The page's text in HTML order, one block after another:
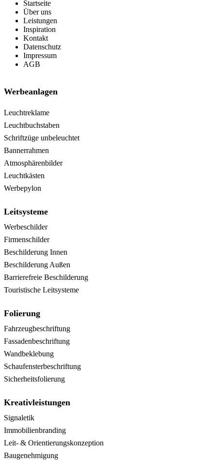
Startseite
Über uns
Leistungen
Inspiration
Kontakt
Datenschutz
Impressum
AGB
Werbeanlagen
Leuchtreklame
Leuchtbuchstaben
Schriftzüge unbeleuchtet
Bannerrahmen
Atmosphärenbilder
Leuchtkästen
Werbepylon
Leitsysteme
Werbeschilder
Firmenschilder
Beschilderung Innen
Beschilderung Außen
Barrierefreie Beschilderung
Touristische Leitsysteme
Folierung
Fahrzeugbeschriftung
Fassadenbeschriftung
Wandbeklebung
Schaufensterbeschriftung
Sicherheitsfolierung
Kreativleistungen
Signaletik
Immobilienbranding
Leit- & Orientierungskonzeption
Baugenehmigung